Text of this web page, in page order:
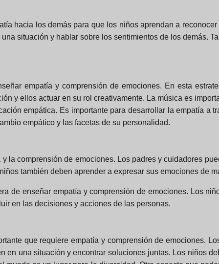
hacia los demás para que los niños aprendan a
situación y hablar sobre los sentimientos de los demás.
empatía y comprensión de emociones. En esta
y ellos actuar en su rol creativamente. La música es
empática. Es importante para desarrollar la empatía a
empático y las facetas de su personalidad.
la comprensión de emociones. Los padres y cuidadores
también deben aprender a expresar sus emociones de
de enseñar empatía y comprensión de emociones. Los
en las decisiones y acciones de las personas.
que requiere empatía y comprensión de emociones.
en una situación y encontrar soluciones juntas. Los niños